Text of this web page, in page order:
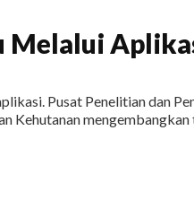
Melalui
Pusat Penelitian dan
Kehutanan